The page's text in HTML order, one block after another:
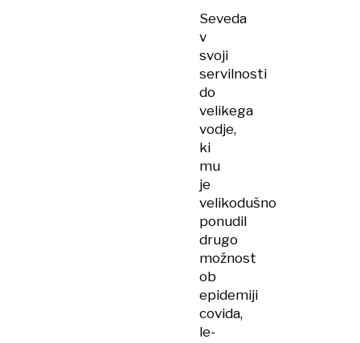
Seveda
v
svoji
servilnosti
do
velikega
vodje,
ki
mu
je
velikodušno
ponudil
drugo
možnost
ob
epidemiji
covida,
le-